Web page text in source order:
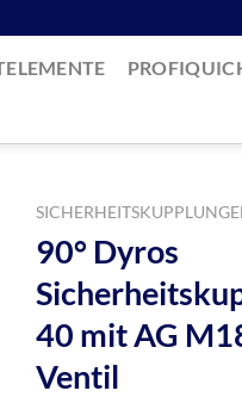
90° Dyros
40 mit AG
Ventil